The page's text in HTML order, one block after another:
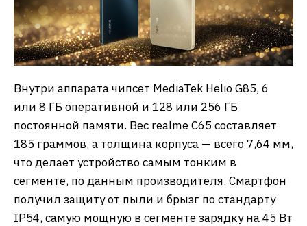
Внутри аппарата чипсет MediaTek Helio G85, 6
или 8 ГБ оперативной и 128 или 256 ГБ
постоянной памяти. Вес realme C65 составляет
185 граммов, а толщина корпуса — всего 7,64 мм,
что делает устройство самым тонким в
сегменте, по данным производителя. Смартфон
получил защиту от пыли и брызг по стандарту
IP54, самую мощную в сегменте зарядку на 45 Вт